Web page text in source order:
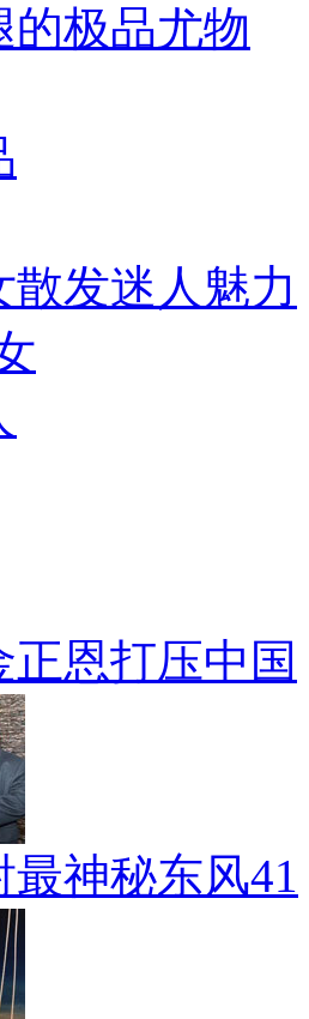
的极品尤物
散发迷人魅力
正恩打压中国
神秘东风41